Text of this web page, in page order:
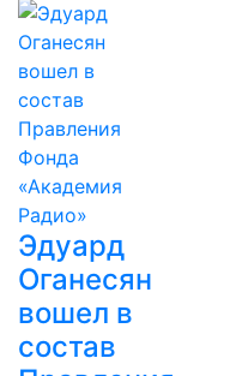
Эдуард
Оганесян
вошел в
состав